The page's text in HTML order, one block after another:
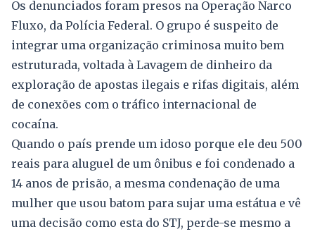
Os denunciados foram presos na Operação Narco
Fluxo, da Polícia Federal. O grupo é suspeito de
integrar uma organização criminosa muito bem
estruturada, voltada à Lavagem de dinheiro da
exploração de apostas ilegais e rifas digitais, além
de conexões com o tráfico internacional de
cocaína.
Quando o país prende um idoso porque ele deu 500
reais para aluguel de um ônibus e foi condenado a
14 anos de prisão, a mesma condenação de uma
mulher que usou batom para sujar uma estátua e vê
uma decisão como esta do STJ, perde-se mesmo a